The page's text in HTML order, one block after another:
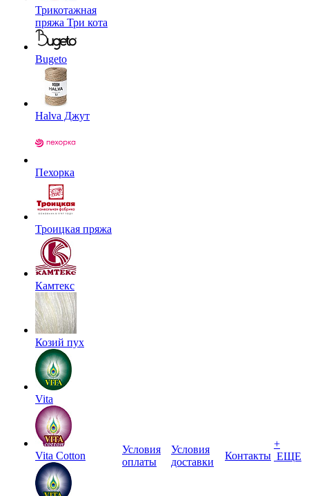
Трикотажная
пряжа Три кота
Bugeto
Halva Джут
Пехорка
Троицкая пряжа
Камтекс
Козий пух
Vita
Vita Cotton
Условия
оплаты
Условия
доставки
Контакты
+
ЕЩЕ